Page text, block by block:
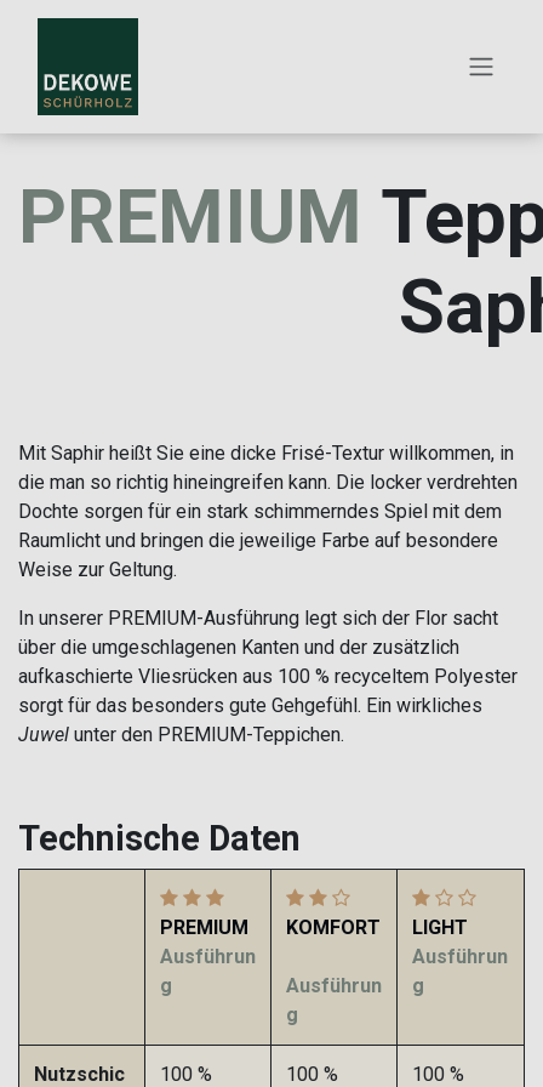
ZUM INHALT SPRINGEN
PREMIUM
Mit Saphir heißt Sie eine dicke Frisé-Textur willkommen, in
die man so richtig hineingreifen kann. Die locker verdrehten
Dochte sorgen für ein stark schimmerndes Spiel mit dem
Raumlicht und bringen die jeweilige Farbe auf besondere
Weise zur Geltung.
In unserer PREMIUM-Ausführung legt sich der Flor sacht
über die umgeschlagenen Kanten und der zusätzlich
aufkaschierte Vliesrücken aus 100 % recyceltem Polyester
sorgt für das besonders gute Gehgefühl. Ein wirkliches
Juwel unter den PREMIUM-Teppichen.
Technische Daten
PREMIUM
Ausführun
g
KOMFORT
Ausführun
g
LIGHT
Ausführun
g
Nutzschic
100 %
100 %
100 %